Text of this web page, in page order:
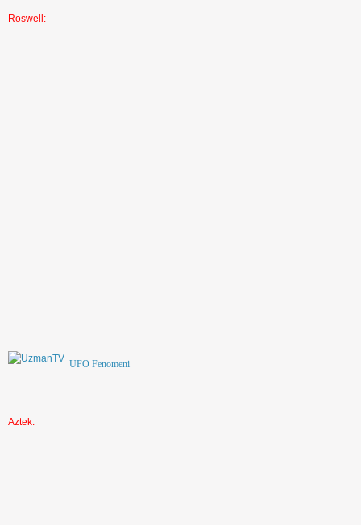
Roswell:
UFO Fenomeni
Aztek: